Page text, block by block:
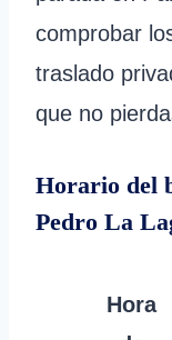
comprobar
traslado
que no
Horario del
Pedro La
Hora